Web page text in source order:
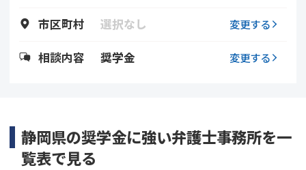
市区町村 選択なし 変更する
相談内容 奨学金 変更する
静岡県の奨学金に強い弁護士事務所を一
覧表で見る